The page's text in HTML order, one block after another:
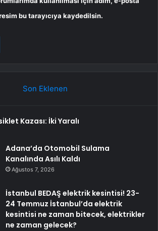
bu tarayıcıya kaydedilsin.
Son Eklenen
Kazası: İki Yaralı
Adana’da Otomobil Sulama
Kanalında Asılı Kaldı
Ağustos 7, 2026
İstanbul BEDAŞ elektrik kesintisi! 23-
24 Temmuz İstanbul’da elektrik
kesintisi ne zaman bitecek, elektrikler
ne zaman gelecek?